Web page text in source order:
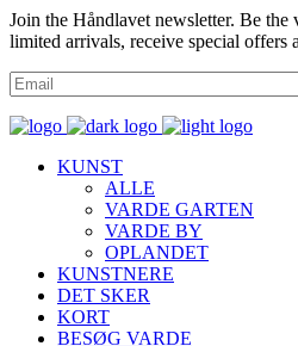
Join the Håndlavet newsletter. Be
limited arrivals, receive special offers
KUNST
ALLE
VARDE GARTEN
VARDE BY
OPLANDET
KUNSTNERE
DET SKER
KORT
BESØG VARDE